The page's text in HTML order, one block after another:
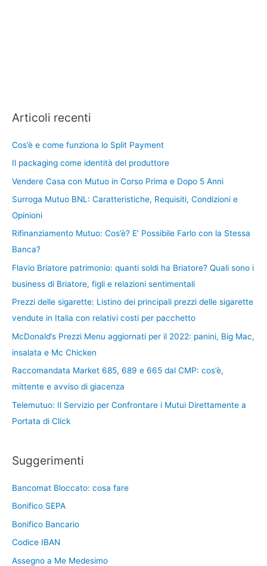
Articoli recenti
Cos’è e come funziona lo Split Payment
Il packaging come identità del produttore
Vendere Casa con Mutuo in Corso Prima e Dopo 5 Anni
Surroga Mutuo BNL: Caratteristiche, Requisiti, Condizioni e
Opinioni
Rifinanziamento Mutuo: Cos’è? E’ Possibile Farlo con la Stessa
Banca?
Flavio Briatore patrimonio: quanti soldi ha Briatore? Quali sono i
business di Briatore, figli e relazioni sentimentali
Prezzi delle sigarette: Listino dei principali prezzi delle sigarette
vendute in Italia con relativi costi per pacchetto
McDonald’s Prezzi Menu aggiornati per il 2022: panini, Big Mac,
insalata e Mc Chicken
Raccomandata Market 685, 689 e 665 dal CMP: cos’è,
mittente e avviso di giacenza
Telemutuo: Il Servizio per Confrontare i Mutui Direttamente a
Portata di Click
Suggerimenti
Bancomat Bloccato: cosa fare
Bonifico SEPA
Bonifico Bancario
Codice IBAN
Assegno a Me Medesimo